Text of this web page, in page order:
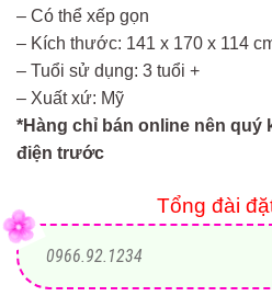
– Có thể xếp gọn
– Kích thước: 141 x 170 x 114
– Tuổi sử dụng: 3 tuổi +
– Xuất xứ: Mỹ
*Hàng chỉ bán online nên quý
điện trước
Tổng đài
0966.92.1234